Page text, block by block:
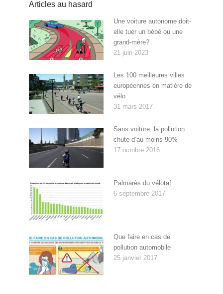
Articles au hasard
Une voiture autonome doit-
elle tuer un bébé ou une
grand-mère?
21 juin 2023
Les 100 meilleures villes
européennes en matière de
vélo
31 mars 2017
Sans voiture, la pollution
chute d’au moins 90%
17 octobre 2016
Palmarès du vélotaf
6 septembre 2017
Que faire en cas de
pollution automobile
25 janvier 2017